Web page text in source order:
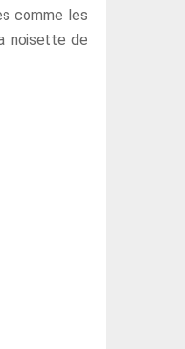
comme les
noisette de